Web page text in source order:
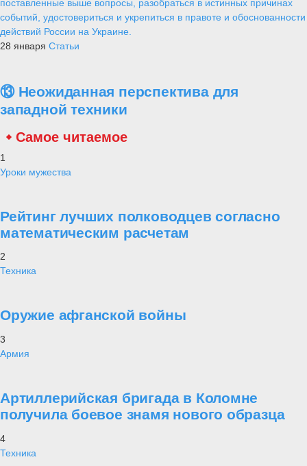
поставленные выше вопросы, разобраться в истинных причинах
событий, удостовериться и укрепиться в правоте и обоснованности
действий России на Украине.
28 января Статьи
⑬ Неожиданная перспектива для
западной техники
Самое читаемое
1
Уроки мужества
Рейтинг лучших полководцев согласно
математическим расчетам
2
Техника
Оружие афганской войны
3
Армия
Артиллерийская бригада в Коломне
получила боевое знамя нового образца
4
Техника